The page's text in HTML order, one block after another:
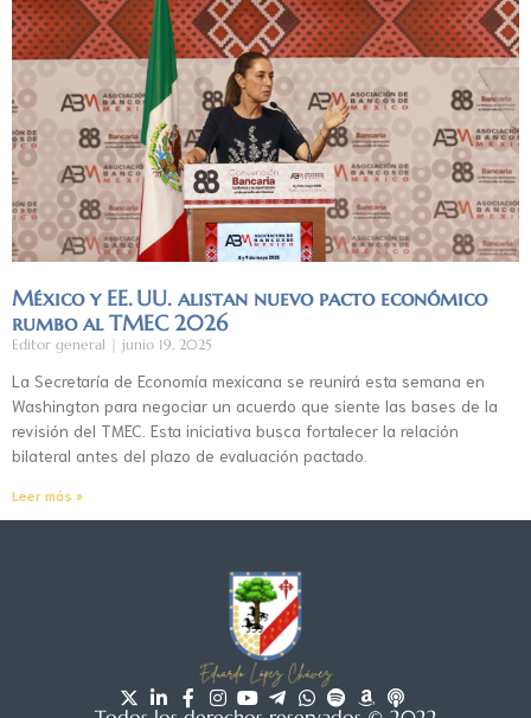
México y EE. UU. alistan nuevo pacto económico
rumbo al TMEC 2026
Editor general junio 19, 2025
La Secretaría de Economía mexicana se reunirá esta semana en
Washington para negociar un acuerdo que siente las bases de la
revisión del TMEC. Esta iniciativa busca fortalecer la relación
bilateral antes del plazo de evaluación pactado.
Leer más »